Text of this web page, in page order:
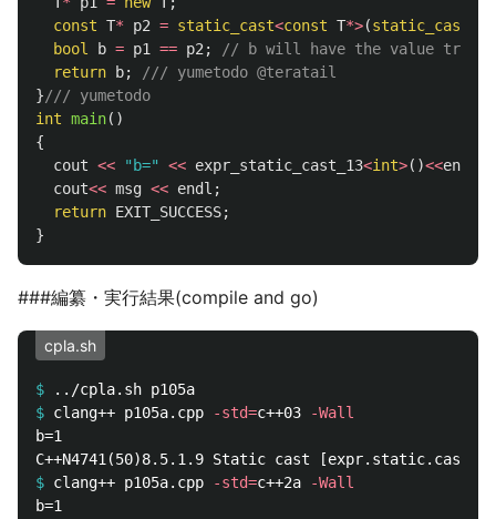
const T* p2 = static_cast<const T*>(static_cast
bool
b = p1 == p2 ;
// b will have the value true.
return
b;
/// yumetodo @teratail
}/// yumetodo
int main()
{
cout << "b=" << expr_static_cast_13<int>()<<endl
cout<< msg << endl ;
return EXIT_SUCCESS;
}
###編纂・実行結果(compile and go)
cpla.sh
$
$ clang++ p105a.cpp -std=c++03
-Wall
b=1
$ clang++ p105a.cpp -std=c++2a
-Wall
b=1